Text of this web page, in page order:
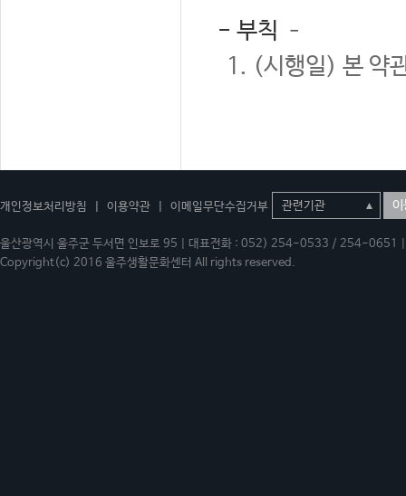
- 부칙 –
1. (시행일) 본 약
개인정보처리방침 이용약관 이메일무단수집거부 이
울산광역시 울주군 두서면 인보로 95 | 대표전화 : 052) 254-0533 / 254-
Copyright(c) 2016 울주생활문화센터 All rights reserved.